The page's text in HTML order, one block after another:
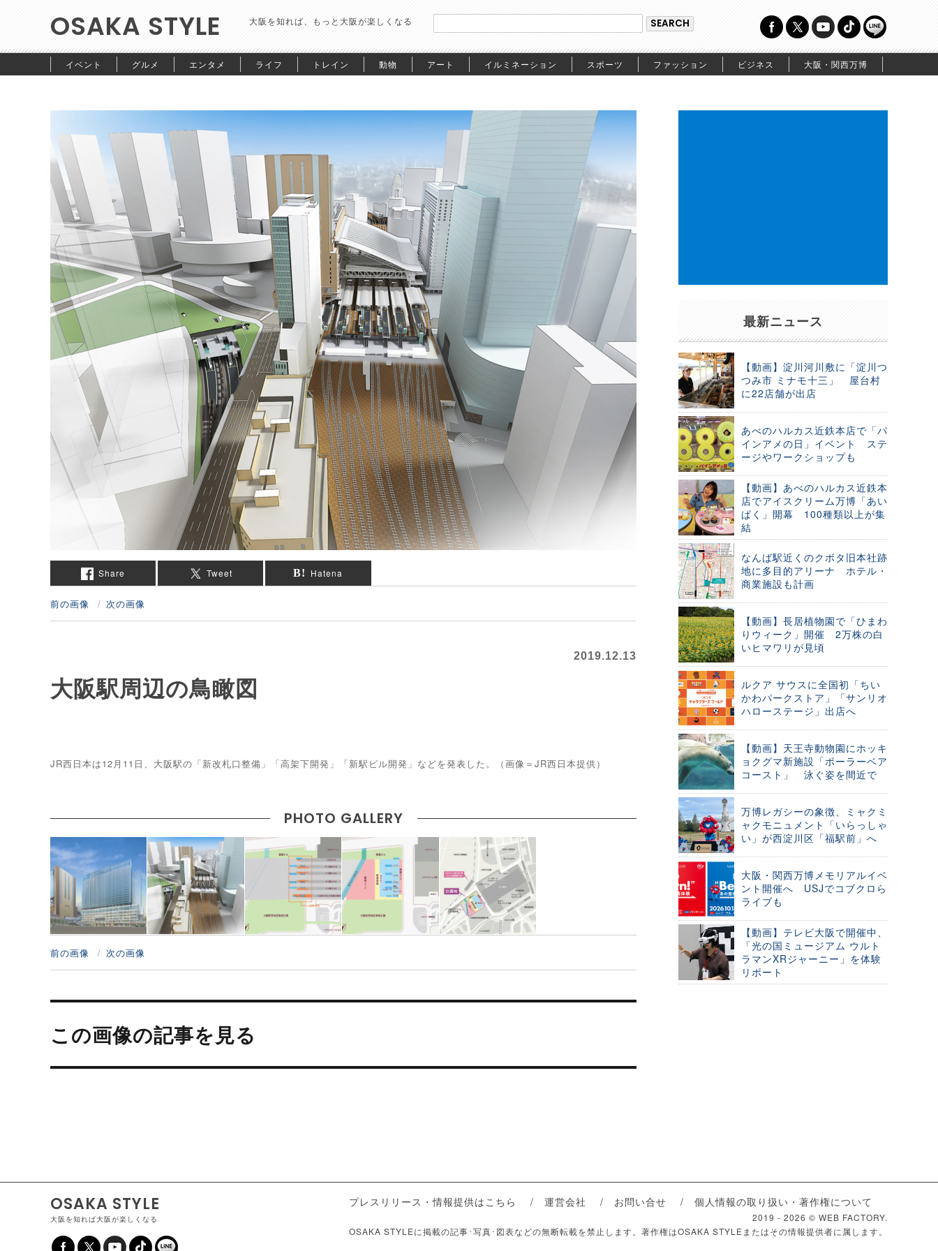
OSAKA STYLE 大阪を知れば、もっと大阪が楽しくなる
イベント グルメ エンタメ ライフ トレイン 動物 アート イルミネーション スポーツ ファッション ビジネス 大阪・関西万博
Share Tweet Hatena
前の画像 次の画像
2019.12.13
大阪駅周辺の鳥瞰図
JR西日本は12月11日、大阪駅の「新改札口整備」「高架下開発」「新駅ビル開発」などを発表した。（画像＝JR西日本提供）
PHOTO GALLERY
前の画像 次の画像
投
ナ
ビ
ー
この画像の記事を見る
最新ニュース
【動画】淀川河川敷に「淀川つ
つみ市 ミナモ十三」 屋台村
に22店舗が出店
あべのハルカス近鉄本店で「パ
インアメの日」イベント ステ
ージやワークショップも
【動画】あべのハルカス近鉄本
店でアイスクリーム万博「あい
ぱく」開幕 100種類以上が集
結
なんば駅近くのクボタ旧本社跡
地に多目的アリーナ ホテル・
商業施設も計画
【動画】長居植物園で「ひまわ
りウィーク」開催 2万株の白
いヒマワリが見頃
ルクア サウスに全国初「ちい
かわパークストア」「サンリオ
ハローステージ」出店へ
【動画】天王寺動物園にホッキ
ョクグマ新施設「ポーラーベア
コースト」 泳ぐ姿を間近で
万博レガシーの象徴、ミャクミ
ャクモニュメント「いらっしゃ
い」が西淀川区「福駅前」へ
大阪・関西万博メモリアルイベ
ント開催へ USJでコブクロら
ライブも
【動画】テレビ大阪で開催中、
「光の国ミュージアム ウルト
ラマンXRジャーニー」を体験
リポート
OSAKA STYLE
大阪を知れば大阪が楽しくなる
プレスリリース・情報提供はこちら 運営会社 お問い合せ 個人情報の取り扱い・著作権について
2019 - 2026 © WEB FACTORY.
OSAKA STYLEに掲載の記事･写真･図表などの無断転載を禁止します。著作権はOSAKA STYLEまたはその情報提供者に属します。